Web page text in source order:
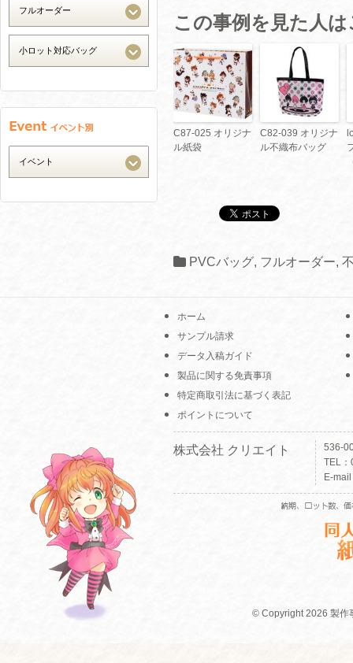
この事例を見た人
C87-025 オリジナ
ル紙袋
C82-039 オリジナ
ル不織布バッグ
PVCバッグ, フルオーダー,
ホーム
サンプル請求
データ入稿ガイド
製品に関する免責事項
特定商取引法に基づく表記
ポイントについて
株式会社 クリエイト
536-
TEL
E-
© Copyright 2026 製作